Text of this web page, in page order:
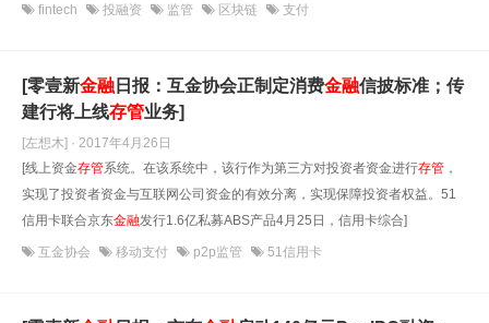
fintech 投融资 监管 区块链 支付
[零壹新金融 日报：互金协会正制定消费金融信披标准；传
建行将上线存管业务]
[左想木] · 2017年4月26日
[线上资金存管系统。在该系统中，该行作为第三方对投资者资金进行存管 ，
实现了投资者资金与互联网公司资金的有效分离，实现保障投资者权益。51
信用卡联合京东金融发行1.6亿私募ABS产品4月25日，信用卡综合]
互金协会 移动支付 p2p监管 51信用卡